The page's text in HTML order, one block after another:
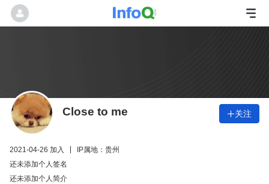
Close to me 关注
2021-04-26 加入
IP属地：贵州
还未添加个人签名
还未添加个人简介